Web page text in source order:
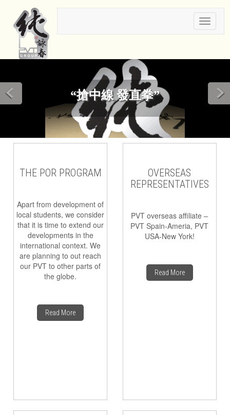
Toggle
“搶中線 發直拳”
THE POR PROGRAM
Apart from development of
local students, we consider
that it is time to extend our
developments in the
international context. We
are planning to out reach
our PVT to other parts of
the globe.
Read More
OVERSEAS
REPRESENTATIVES
PVT overseas affiliate –
PVT Spain-Ameria, PVT
USA-New York!
Read More